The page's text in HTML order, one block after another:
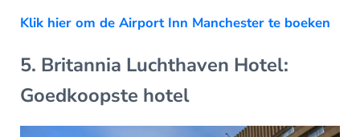
Klik hier om de Airport Inn Manchester te boeken
5. Britannia Luchthaven Hotel:
Goedkoopste hotel